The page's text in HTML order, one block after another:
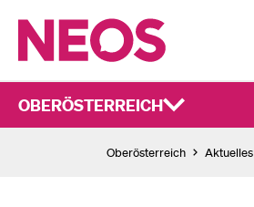
OBERÖSTERREICH
Oberösterreich Aktuelles